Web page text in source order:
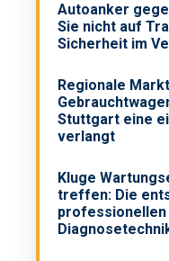
Autoanker
Sie nicht auf
Sicherheit im
Regionale
Stuttgart eine
verlangt
Kluge
treffen: Die